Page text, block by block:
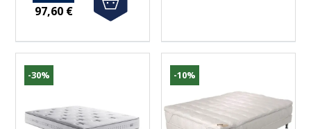
97,60 €
-30% -10%